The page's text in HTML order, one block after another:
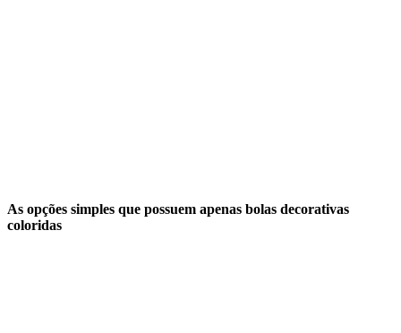
As opções simples que possuem apenas bolas decorativas
coloridas